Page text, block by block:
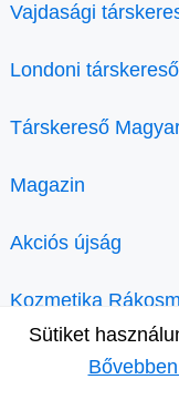
Vajdasági
Londoni társkereső
Társkereső
Magazin
Akciós újság
Kozmetika
Sütiket